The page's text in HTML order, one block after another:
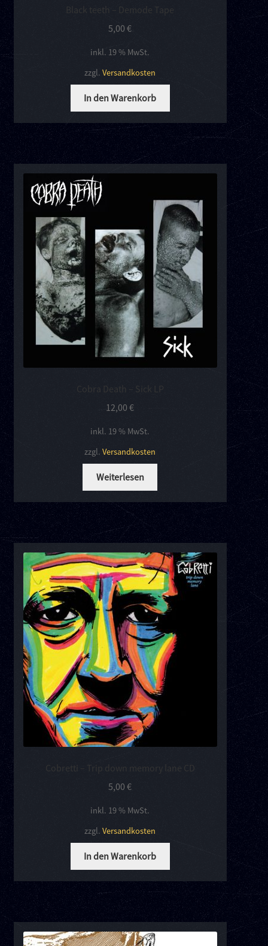
Black teeth – Demode Tape
5,00€
inkl. 19 % MwSt.
zzgl.Versandkosten
In den Warenkorb
Cobra Death – Sick LP
12,00€
inkl. 19 % MwSt.
zzgl.Versandkosten
Weiterlesen
Cobretti – Trip down memory lane CD
5,00€
inkl. 19 % MwSt.
zzgl.Versandkosten
In den Warenkorb